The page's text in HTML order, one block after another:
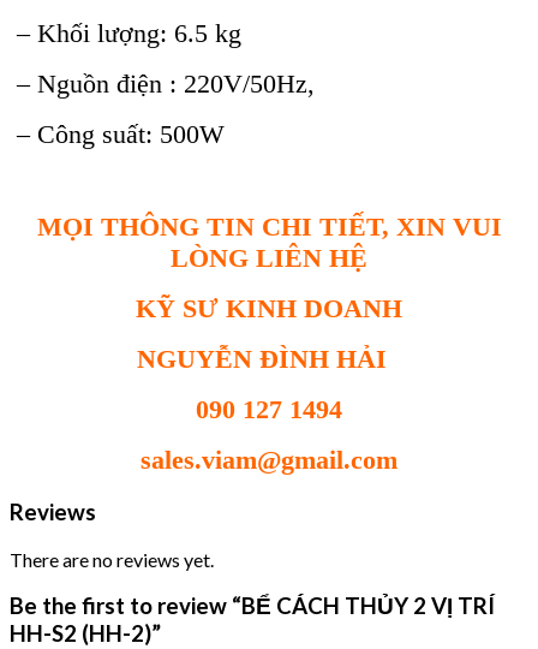
– Khối lượng: 6.5 kg
– Nguồn điện : 220V/50Hz,
– Công suất: 500W
MỌI THÔNG TIN CHI TIẾT, XIN VUI
LÒNG LIÊN HỆ
KỸ SƯ KINH DOANH
NGUYỄN ĐÌNH HẢI
090 127 1494
sales.viam@gmail.com
Reviews
There are no reviews yet.
Be the first to review “BỂ CÁCH THỦY 2 VỊ TRÍ
HH-S2 (HH-2)”